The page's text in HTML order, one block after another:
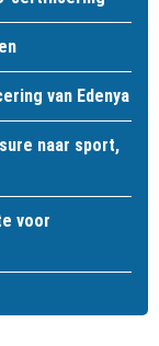
van Edenya
naar sport,
voor